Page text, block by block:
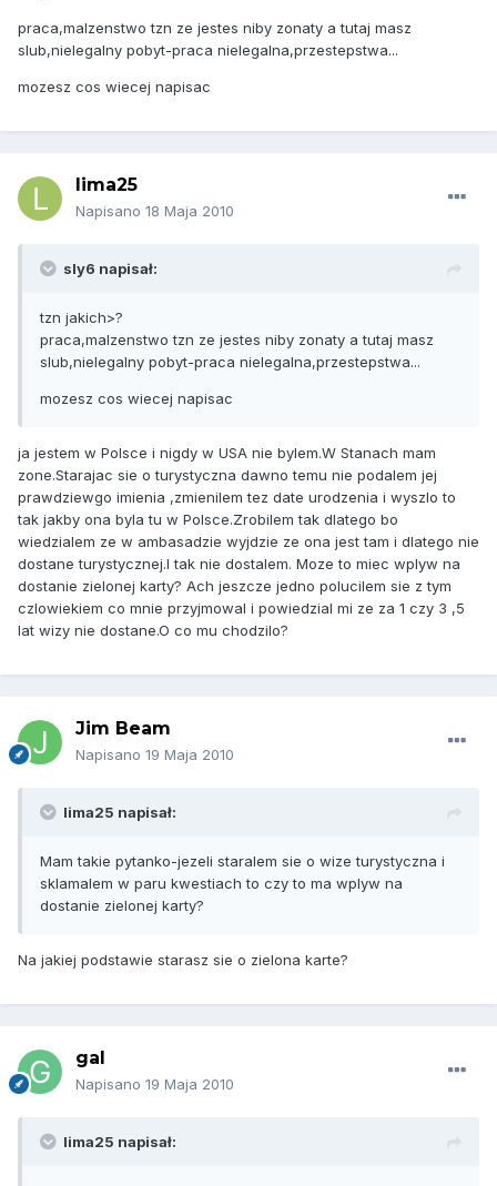
praca,malzenstwo tzn ze jestes niby zonaty a tutaj masz
slub,nielegalny pobyt-praca nielegalna,przestepstwa...
mozesz cos wiecej napisac
lima25
Napisano 18 Maja 2010
sly6 napisał:
tzn jakich>?
praca,malzenstwo tzn ze jestes niby zonaty a tutaj masz
slub,nielegalny pobyt-praca nielegalna,przestepstwa...
mozesz cos wiecej napisac
ja jestem w Polsce i nigdy w USA nie bylem.W Stanach mam
zone.Starajac sie o turystyczna dawno temu nie podalem jej
prawdziewgo imienia ,zmienilem tez date urodzenia i wyszlo to
tak jakby ona byla tu w Polsce.Zrobilem tak dlatego bo
wiedzialem ze w ambasadzie wyjdzie ze ona jest tam i dlatego nie
dostane turystycznej.I tak nie dostalem. Moze to miec wplyw na
dostanie zielonej karty? Ach jeszcze jedno polucilem sie z tym
czlowiekiem co mnie przyjmowal i powiedzial mi ze za 1 czy 3 ,5
lat wizy nie dostane.O co mu chodzilo?
Jim Beam
Napisano 19 Maja 2010
lima25 napisał:
Mam takie pytanko-jezeli staralem sie o wize turystyczna i
sklamalem w paru kwestiach to czy to ma wplyw na
dostanie zielonej karty?
Na jakiej podstawie starasz sie o zielona karte?
gal
Napisano 19 Maja 2010
lima25 napisał: